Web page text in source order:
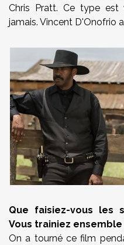
Chris Pratt. Ce type est
jamais. Vincent D'Onofrio
Que faisiez-vous les
Vous trainiez ensemble
On a tourné ce film